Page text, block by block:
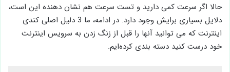
حالا اگر سرعت کمی دارید و تست سرعت هم نشان دهنده این است،
دلایل بسیاری برایش وجود دارد. در ادامه، ما 3 دلیل اصلی کندی
اینترنت که می توانید آنها را قبل از زنگ زدن به سرویس اینترنت
خود درست کنید دسته بندی کرده‌ایم.